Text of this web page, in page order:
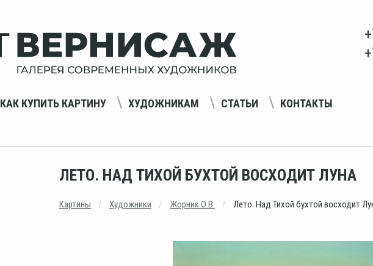
КАК КУПИТЬ КАРТИНУ ХУДОЖНИКАМ СТАТЬИ КОНТАКТЫ
ЛЕТО. НАД ТИХОЙ БУХТОЙ ВОСХОДИТ ЛУНА
Картины Художники Жорник О.В. Лето. Над Тихой бухтой восходит